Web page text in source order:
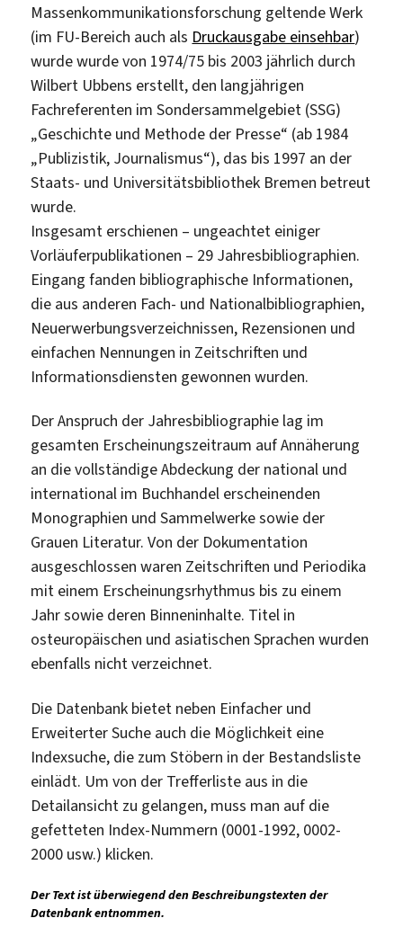
Massenkommunikationsforschung geltende Werk
(im FU-Bereich auch als Druckausgabe einsehbar)
wurde wurde von 1974/75 bis 2003 jährlich durch
Wilbert Ubbens erstellt, den langjährigen
Fachreferenten im Sondersammelgebiet (SSG)
„Geschichte und Methode der Presse“ (ab 1984
„Publizistik, Journalismus“), das bis 1997 an der
Staats- und Universitätsbibliothek Bremen betreut
wurde.
Insgesamt erschienen – ungeachtet einiger
Vorläuferpublikationen – 29 Jahresbibliographien.
Eingang fanden bibliographische Informationen,
die aus anderen Fach- und Nationalbibliographien,
Neuerwerbungsverzeichnissen, Rezensionen und
einfachen Nennungen in Zeitschriften und
Informationsdiensten gewonnen wurden.
Der Anspruch der Jahresbibliographie lag im
gesamten Erscheinungszeitraum auf Annäherung
an die vollständige Abdeckung der national und
international im Buchhandel erscheinenden
Monographien und Sammelwerke sowie der
Grauen Literatur. Von der Dokumentation
ausgeschlossen waren Zeitschriften und Periodika
mit einem Erscheinungsrhythmus bis zu einem
Jahr sowie deren Binneninhalte. Titel in
osteuropäischen und asiatischen Sprachen wurden
ebenfalls nicht verzeichnet.
Die Datenbank bietet neben Einfacher und
Erweiterter Suche auch die Möglichkeit eine
Indexsuche, die zum Stöbern in der Bestandsliste
einlädt. Um von der Trefferliste aus in die
Detailansicht zu gelangen, muss man auf die
gefetteten Index-Nummern (0001-1992, 0002-
2000 usw.) klicken.
Der Text ist überwiegend den Beschreibungstexten der
Datenbank entnommen.